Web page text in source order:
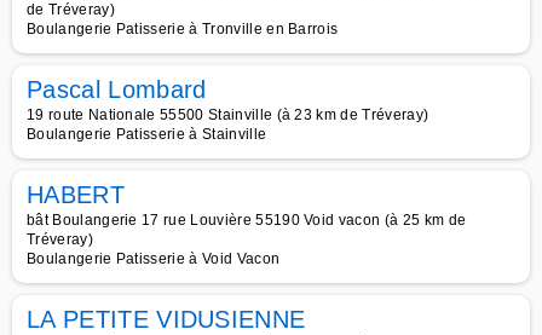
de Tréveray)
Boulangerie Patisserie à Tronville en Barrois
Pascal Lombard
19 route Nationale 55500 Stainville (à 23 km de Tréveray)
Boulangerie Patisserie à Stainville
HABERT
bât Boulangerie 17 rue Louvière 55190 Void vacon (à 25 km de
Tréveray)
Boulangerie Patisserie à Void Vacon
LA PETITE VIDUSIENNE